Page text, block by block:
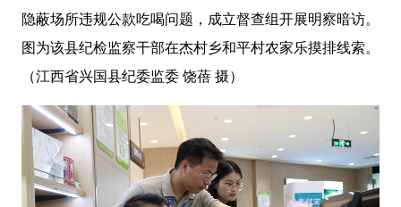
隐蔽场所违规公款吃喝问题，成立督查组开展明察暗访。
图为该县纪检监察干部在杰村乡和平村农家乐摸排线索。
（江西省兴国县纪委监委 饶蓓 摄）